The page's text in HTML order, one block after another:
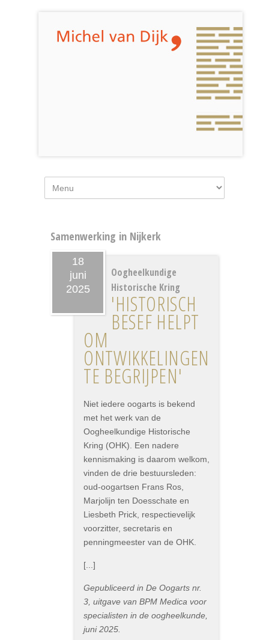
Samenwerking in Nijkerk
18
juni
2025
Oogheelkundige
Historische Kring
'HISTORISCH
BESEF HELPT
OM
ONTWIKKELINGEN
TE BEGRIJPEN'
Niet iedere oogarts is bekend
met het werk van de
Oogheelkundige Historische
Kring (OHK). Een nadere
kennismaking is daarom welkom,
vinden de drie bestuursleden:
oud-oogartsen Frans Ros,
Marjolijn ten Doesschate en
Liesbeth Prick, respectievelijk
voorzitter, secretaris en
penningmeester van de OHK.
[...]
Gepubliceerd in De Oogarts nr.
3, uitgave van BPM Medica voor
specialisten in de oogheelkunde,
juni 2025.